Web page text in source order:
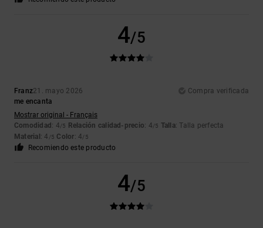
4/5
Franz21. mayo 2026
Compra verificada
me encanta
Mostrar original - Français
Comodidad : 4/5 Relación calidad-precio: 4/5 Talla: Talla perfecta
Material : 4 /5 Color: 4/5
Recomiendo este producto
4/5